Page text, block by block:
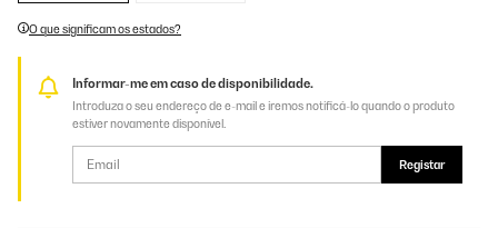
O que significam os estados?
Informar-me em caso de disponibilidade.
Introduza o seu endereço de e-mail e iremos notificá-lo quando o produto
estiver novamente disponível.
Registar